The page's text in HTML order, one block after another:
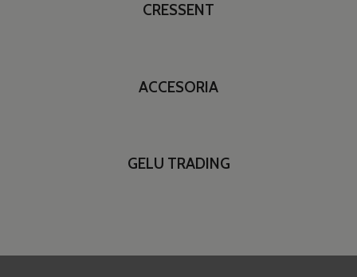
CRESSENT
ACCESORIA
GELU TRADING